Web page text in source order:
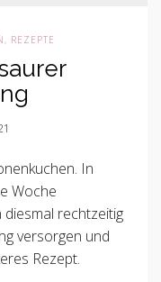
, REZEPTE
In
Woche
rechtzeitig
versorgen und
Rezept.